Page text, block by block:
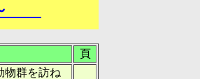
～
頁
物群を訪ね